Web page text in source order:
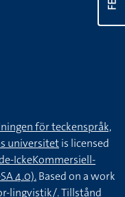
för teckenspråk,
universitetis licensed
IckeKommersiell-
4.0).Based on a work
lingvistik/. Tillstånd